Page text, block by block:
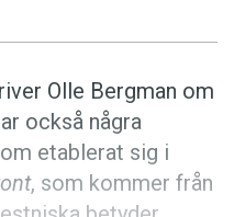
Olle Bergman om
också några
etablerat sig i
, som kommer från